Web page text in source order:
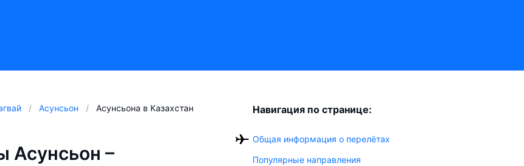
Асунсьон Асунсьона в Казахстан
Асунсьон –
Навигация по странице:
Общая информация о перелётах
Популярные направления